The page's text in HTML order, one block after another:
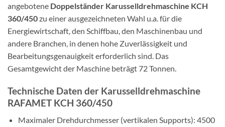
angebotene Doppelständer Karusselldrehmaschine KCH
360/450zu einer ausgezeichneten Wahl u.a. für die
Energiewirtschaft, den Schiffbau, den Maschinenbau und
andere Branchen, in denen hohe Zuverlässigkeit und
Bearbeitungsgenauigkeit erforderlich sind. Das
Gesamtgewicht der Maschine beträgt 72 Tonnen.
Technische Daten der Karusselldrehmaschine
RAFAMET KCH 360/450
Maximaler Drehdurchmesser (vertikalen Supports): 4500